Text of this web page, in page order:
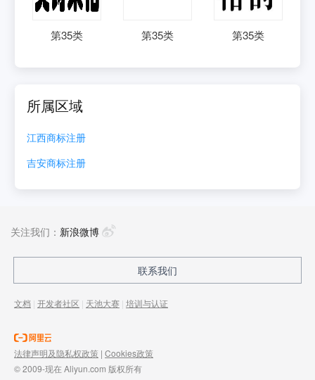
第35类 第35类 第35类
所属区域
江西商标注册
吉安商标注册